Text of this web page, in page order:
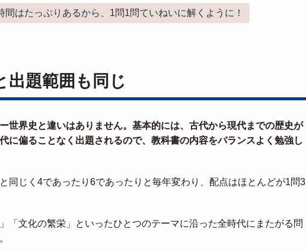
間はたっぷりあるから、1問1問ていねいに解くように！
出題範囲も同じ
世界史と違いはありません。基本的には、古代から現代までの歴史が
に偏ることなく出題されるので、教科書の内容をバランスよく勉強し
同じく4であったり6であったりと毎年変わり、配点はほとんどが1問3
「文化の繁栄」といったひとつのテーマに沿った全時代にまたがる問